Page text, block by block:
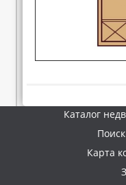
Каталог
Карта